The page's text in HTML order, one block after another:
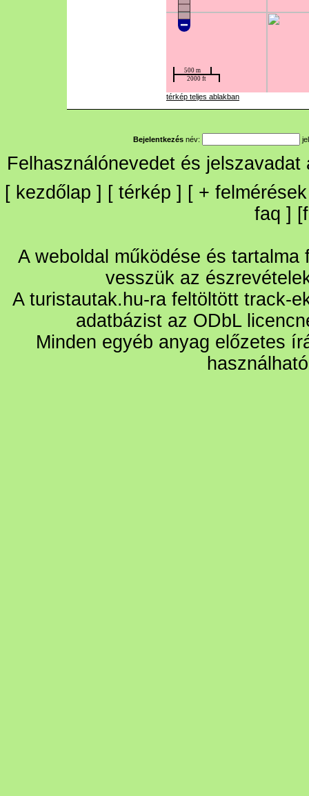
térkép teljes ablakban
Bejelentkezés név:
Felhasználónevedet és
[ kezdőlap ] [ térkép ] [ + felmérések
faq ] [
A weboldal működése és
vesszük az
A turistautak.hu-ra feltöltött track-
adatbázist az ODbL
Minden egyéb anyag előzetes